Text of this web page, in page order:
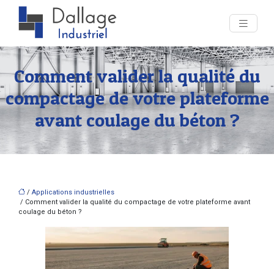
Comment valider la qualité du
compactage de votre plateforme
avant coulage du béton ?
/ Applications industrielles
/ Comment valider la qualité du compactage de votre plateforme avant
coulage du béton ?